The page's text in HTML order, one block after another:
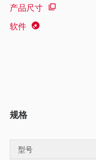
产品尺寸
软件
规格
型号